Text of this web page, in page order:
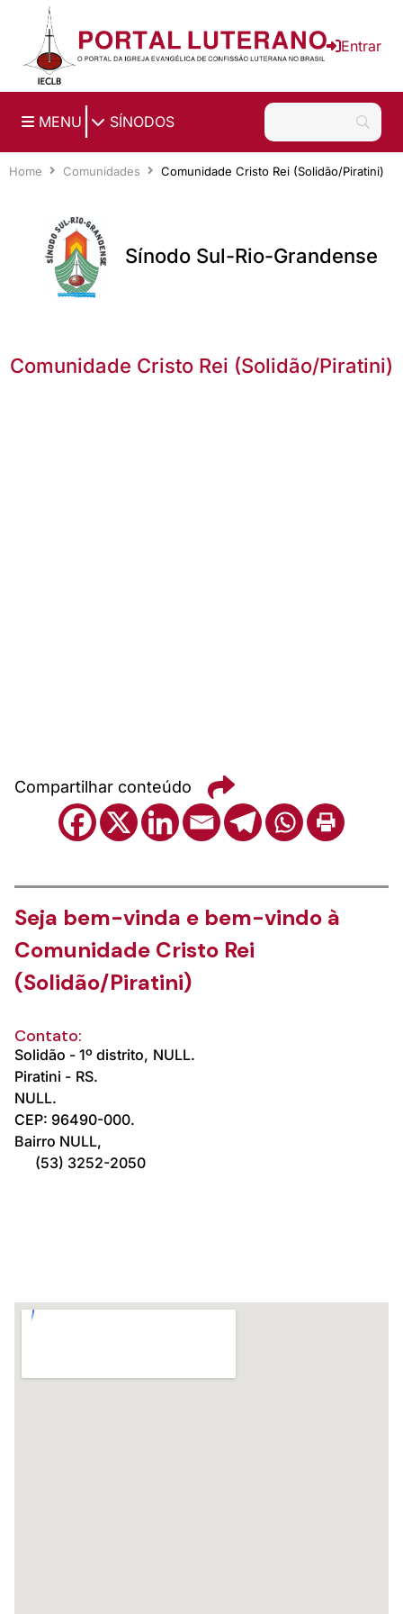
Ir para o conteúdo principal
Entrar
MENU SÍNODOS
Home Comunidades Comunidade Cristo Rei (Solidão/Piratini)
Sínodo Sul-Rio-Grandense
Comunidade Cristo Rei (Solidão/Piratini)
Compartilhar conteúdo
Seja bem-vinda e bem-vindo à
Comunidade Cristo Rei
(Solidão/Piratini)
Contato:
Solidão - 1º distrito, NULL.
Piratini - RS.
NULL.
CEP: 96490-000.
Bairro NULL,
(53) 3252-2050